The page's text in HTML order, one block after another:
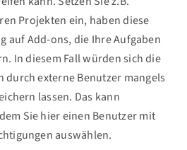
Projekten ein, haben diese
auf Add-ons, die Ihre Aufgaben
In diesem Fall würden sich die
durch externe Benutzer mangels
lassen. Das kann
Sie hier einen Benutzer mit
auswählen.